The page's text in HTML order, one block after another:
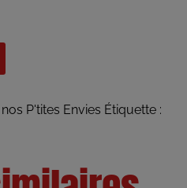
P'tites Envies Étiquette :